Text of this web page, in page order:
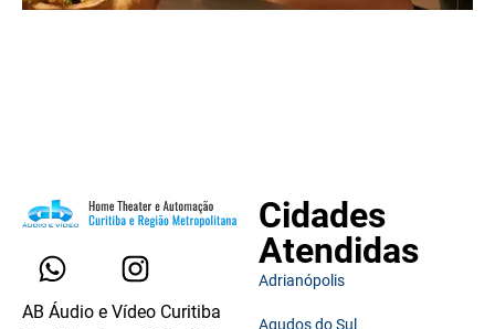
AB Áudio e Vídeo Curitiba
Cidades
Atendidas
Adrianópolis
Agudos do Sul